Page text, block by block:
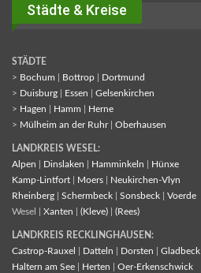
Städte & Kreise
STÄDTE
> Bochum Bottrop
Dortmund
> Duisburg Essen
Gelsenkirchen
> Hagen Hamm
Herne
> Mülheim an der Ruhr| Oberhausen
LANDKREIS WESEL:
Alpen
Dinslaken Hamminkeln
Hünxe
Kamp-Lintfort
Moers
Neukirchen-Vlyn
Rheinberg
Schermbeck Sonsbeck
Voerde
Wesel | Xanten (Kleve) (Rees)
LANDKREIS RECKLINGHAUSEN:
Castrop-Rauxel
Datteln Dorsten
Gladbeck
Haltern am See
Herten
Oer-Erkenschwick